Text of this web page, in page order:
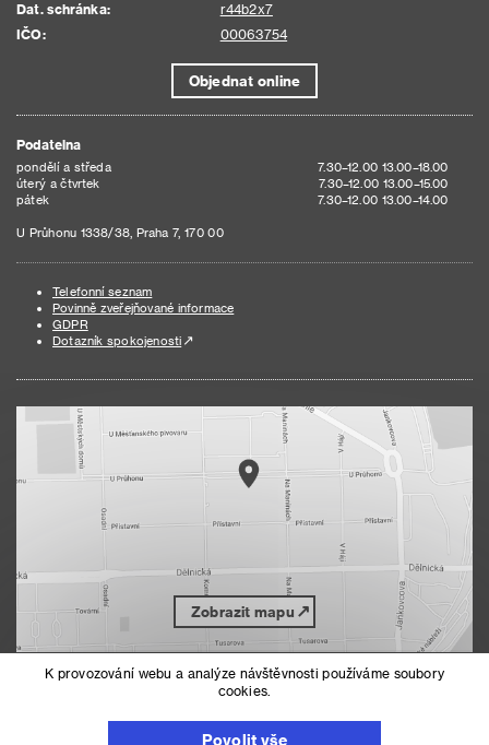
Dat. schránka:
r44b2x7
IČO:
00063754
Objednat online
Podatelna
pondělí a středa
7.30–12.00 13.00–18.00
úterý a čtvrtek
7.30–12.00 13.00–15.00
pátek
7.30–12.00 13.00–14.00
U Průhonu 1338/38, Praha 7, 170 00
Telefonní seznam
Povinně zveřejňované informace
GDPR
Dotazník spokojenosti
Zobrazit mapu
K provozování webu a analýze návštěvnosti používáme soubory
cookies.
Povolit vše